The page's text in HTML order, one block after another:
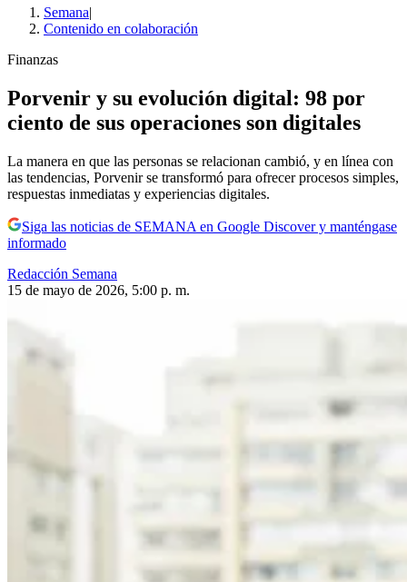
Semana|
Contenido en colaboración
Finanzas
Porvenir y su evolución digital: 98 por
ciento de sus operaciones son digitales
La manera en que las personas se relacionan cambió, y en línea con
las tendencias, Porvenir se transformó para ofrecer procesos simples,
respuestas inmediatas y experiencias digitales.
Siga las noticias de SEMANA en Google Discover y manténgase
informado
Redacción Semana
15 de mayo de 2026, 5:00 p. m.